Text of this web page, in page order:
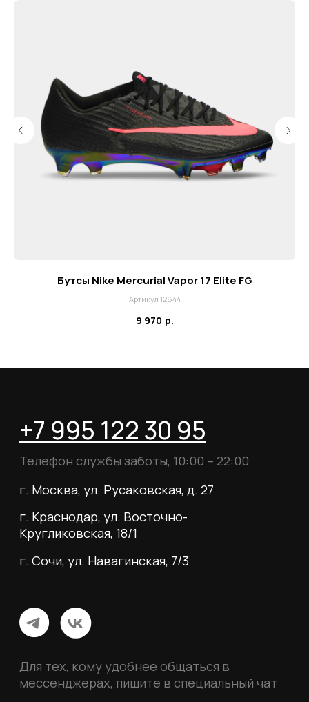
Бутсы Nike Mercurial Vapor 17 Elite FG
Артикул 12644
9 970 р.
Политика конфиденциальности
Согласие на рассылку
Telegram WhatsApp
Для тех, кому удобнее общаться в
мессенджерах, пишите в специальный чат
Вся информация, размещённая на сайте, носит
Российской Федерации.
г. Москва, ул. Русаковская, д. 27